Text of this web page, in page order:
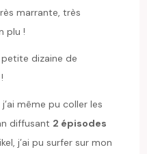
marrante, très
plu !
dizaine de
même pu coller les
diffusant 2 épisodes
j’ai pu surfer sur mon